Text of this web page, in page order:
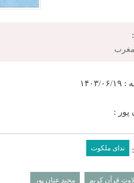
مغرب
۱۹
پور :
ندای ملکوت
قرآن کریم مجید عنان پور